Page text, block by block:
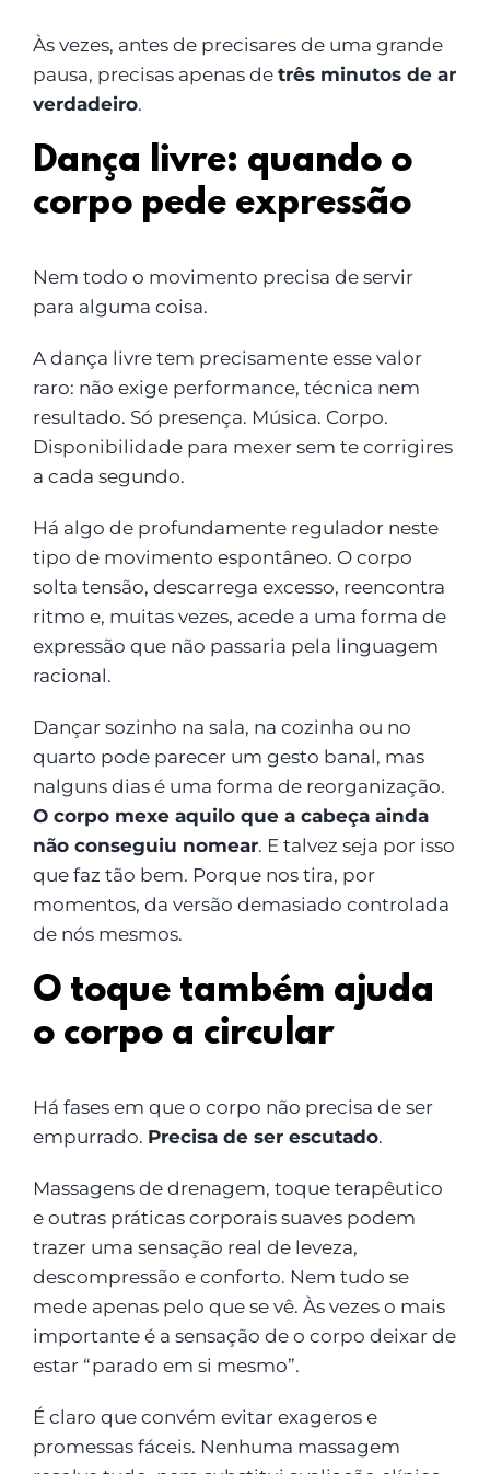
Às vezes, antes de precisares de uma grande
pausa, precisas apenas de três minutos de ar
verdadeiro.
Dança livre: quando o
corpo pede expressão
Nem todo o movimento precisa de servir
para alguma coisa.
A dança livre tem precisamente esse valor
raro: não exige performance, técnica nem
resultado. Só presença. Música. Corpo.
Disponibilidade para mexer sem te corrigires
a cada segundo.
Há algo de profundamente regulador neste
tipo de movimento espontâneo. O corpo
solta tensão, descarrega excesso, reencontra
ritmo e, muitas vezes, acede a uma forma de
expressão que não passaria pela linguagem
racional.
Dançar sozinho na sala, na cozinha ou no
quarto pode parecer um gesto banal, mas
nalguns dias é uma forma de reorganização.
O corpo mexe aquilo que a cabeça ainda
não conseguiu nomear. E talvez seja por isso
que faz tão bem. Porque nos tira, por
momentos, da versão demasiado controlada
de nós mesmos.
O toque também ajuda
o corpo a circular
Há fases em que o corpo não precisa de ser
empurrado. Precisa de ser escutado.
Massagens de drenagem, toque terapêutico
e outras práticas corporais suaves podem
trazer uma sensação real de leveza,
descompressão e conforto. Nem tudo se
mede apenas pelo que se vê. Às vezes o mais
importante é a sensação de o corpo deixar de
estar “parado em si mesmo”.
É claro que convém evitar exageros e
promessas fáceis. Nenhuma massagem